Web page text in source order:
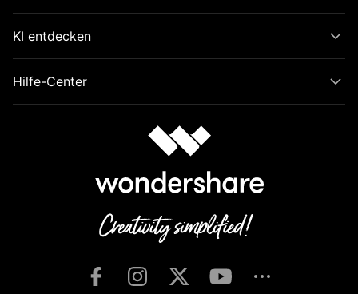
KI entdecken
Hilfe-Center